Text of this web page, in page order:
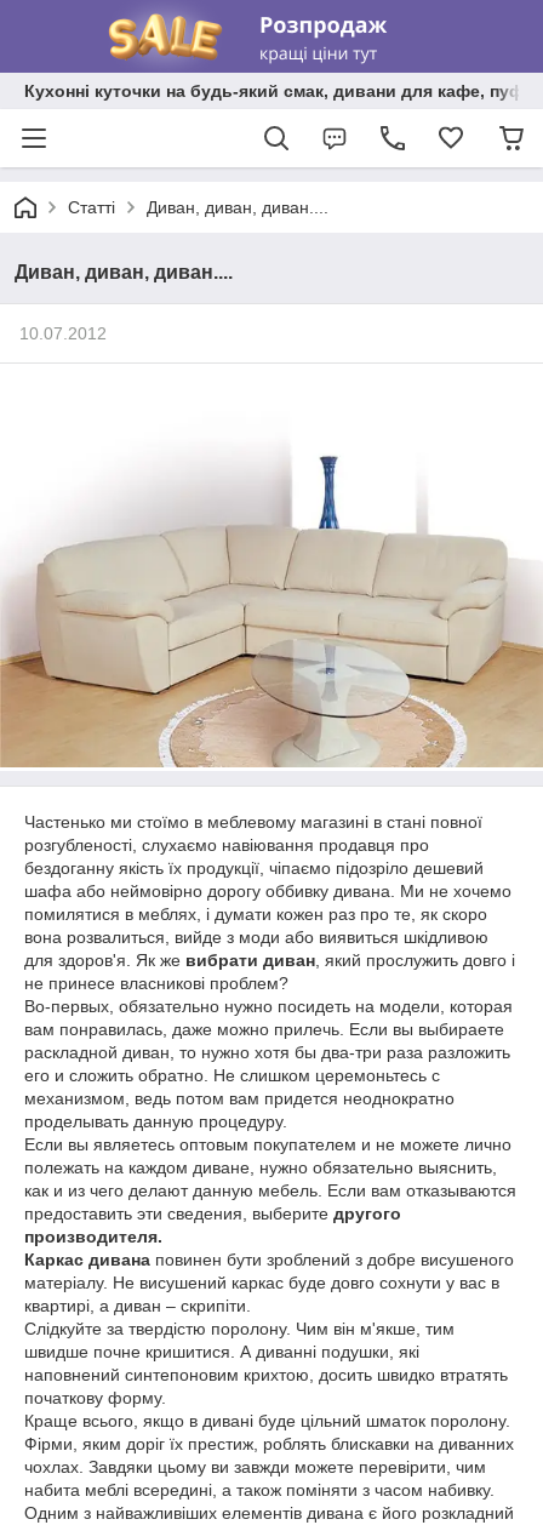
Кухонні куточки на будь-який смак, дивани для кафе,
Статті Диван, диван, диван....
Диван, диван, диван....
10.07.2012
Частенько ми стоїмо в меблевому магазині в стані повної
розгубленості, слухаємо навіювання продавця про
бездоганну якість їх продукції, чіпаємо підозріло дешевий
шафа або неймовірно дорогу оббивку дивана. Ми не хочемо
помилятися в меблях, і думати кожен раз про те, як скоро
вона розвалиться, вийде з моди або виявиться шкідливою
для здоров'я. Як же вибрати диван , який прослужить довго і
не принесе власникові проблем?
Во-первых, обязательно нужно посидеть на модели, которая
вам понравилась, даже можно прилечь. Если вы выбираете
раскладной диван, то нужно хотя бы два-три раза разложить
его и сложить обратно. Не слишком церемоньтесь с
механизмом, ведь потом вам придется неоднократно
проделывать данную процедуру.
Если вы являетесь оптовым покупателем и не можете лично
полежать на каждом диване, нужно обязательно выяснить,
как и из чего делают данную мебель. Если вам отказываются
предоставить эти сведения, выберите другого
производителя.
Каркас дивана повинен бути зроблений з добре висушеного
матеріалу. Не висушений каркас буде довго сохнути у вас в
квартирі, а диван – скрипіти.
Слідкуйте за твердістю поролону. Чим він м'якше, тим
швидше почне кришитися. А диванні подушки, які
наповнений синтепоновим крихтою, досить швидко втратять
початкову форму.
Краще всього, якщо в дивані буде цільний шматок поролону.
Фірми, яким доріг їх престиж, роблять блискавки на диванних
чохлах. Завдяки цьому ви завжди можете перевірити, чим
набита меблі всередині, а також поміняти з часом набивку.
Одним з найважливіших елементів дивана є його розкладний